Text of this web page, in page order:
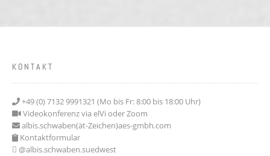
KONTAKT
+49 (0) 7132 9991321 (Mo bis Fr: 8:00 bis 18:00 Uhr)
Videokonferenz via elVi oder Zoom
albis.schwaben(ät-Zeichen)aes-gmbh.com
Kontaktformular
@albis.schwaben.suedwest